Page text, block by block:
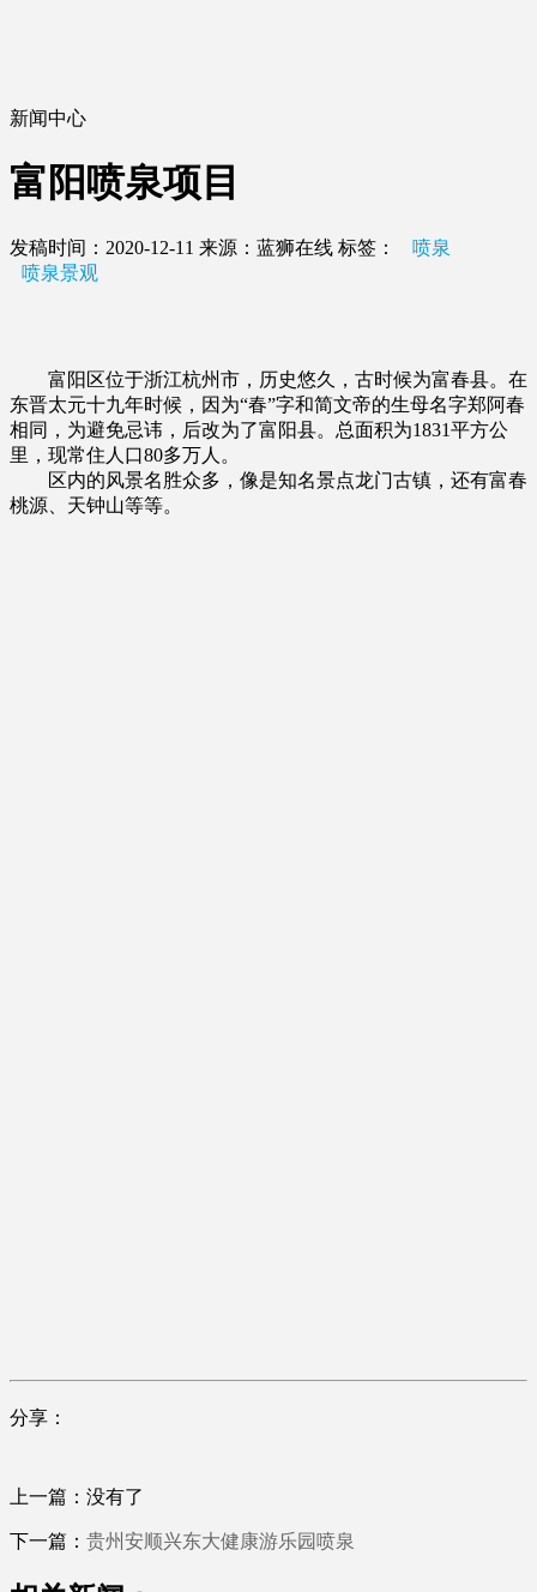
新闻中心
富阳喷泉项目
发稿时间：2020-12-11 来源：蓝狮在线 标签：
喷泉
喷泉景观
富阳区位于浙江杭州市，历史悠久，古时候为富春县。在
东晋太元十九年时候，因为“春”字和简文帝的生母名字郑阿春
相同，为避免忌讳，后改为了富阳县。总面积为1831平方公
里，现常住人口80多万人。
区内的风景名胜众多，像是知名景点龙门古镇，还有富春
桃源、天钟山等等。
分享：
上一篇：没有了
下一篇： 贵州安顺兴东大健康游乐园喷泉